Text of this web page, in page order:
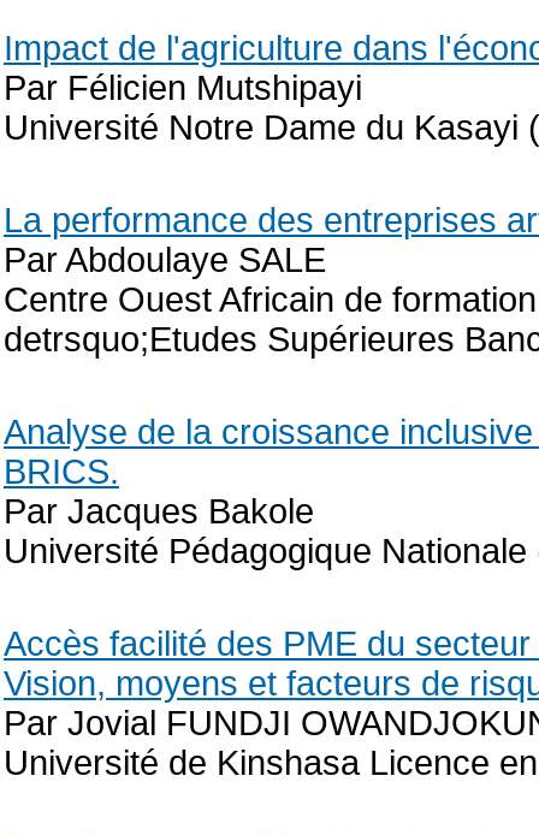
Impact de l'agriculture dans
Par Félicien Mutshipayi
Université Notre Dame du Kasayi
La performance des entreprises
Par Abdoulaye SALE
Centre Ouest Africain de
detrsquo;Etudes Supérieures
Analyse de la croissance
BRICS.
Par Jacques Bakole
Université Pédagogique
Accès facilité des PME du
Vision, moyens et facteurs de
Par Jovial FUNDJI
Université de Kinshasa Licence